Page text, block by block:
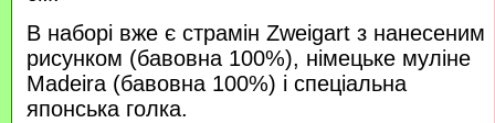
В наборі вже є страмін Zweigart з нанесеним
рисунком (бавовна 100%), німецьке муліне
Madeira (бавовна 100%) і спеціальна
японська голка.